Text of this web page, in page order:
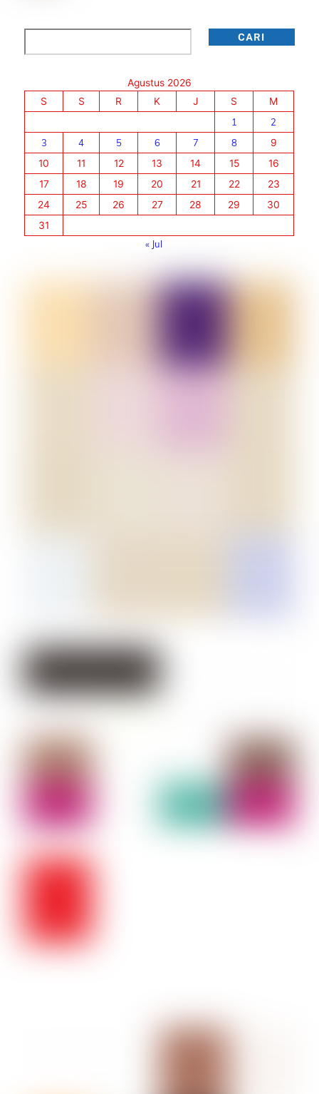
CARI
Agustus 2026
S
S R K J S
M
1
2
3
4 5 6 7 8
9
10
11 12 13 14 15
16
17
18 19 20 21 22
23
24
25 26 27 28 29
30
31
« Jul